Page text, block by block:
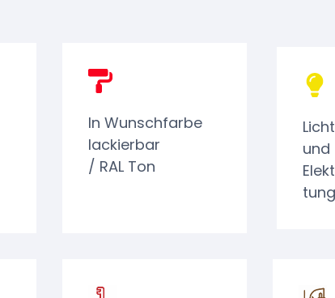
In Wunschfarbe
lackierbar
/ RAL Ton
und